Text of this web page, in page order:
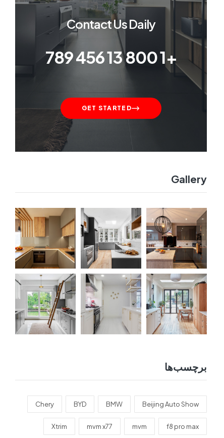
Contact Us Daily
+1 800 13 456 789
GET STARTED
Gallery
برچسب‌ها
Beijing Auto Show
BMW
BYD
Chery
f8 pro max
mvm
mvm x77
Xtrim